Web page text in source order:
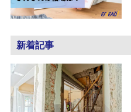
新着記事